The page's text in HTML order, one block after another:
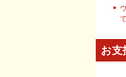
お支